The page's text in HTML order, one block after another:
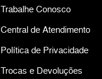
Trabalhe Conosco
Central de Atendimento
Política de Privacidade
Trocas e Devoluções